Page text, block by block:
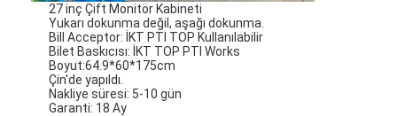
Kalite Kontrolü
Bizimle İletişim
Haberler
27 inç Çift Monitör Kabineti
Yukarı dokunma değil, aşağı dokunma.
Bill Acceptor: İKT PTI TOP Kullanılabilir
Bilet Baskıcısı: İKT TOP PTI Works
Boyut:64.9*60*175cm
Çin'de yapıldı.
Nakliye süresi: 5-10 gün
Garanti: 18 Ay